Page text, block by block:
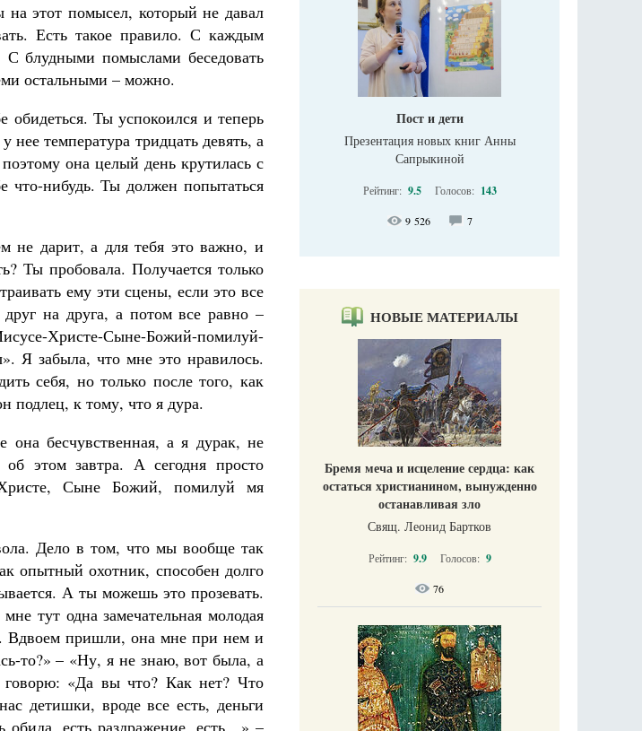
этот помысел, который не давал
Есть такое правило. С каждым
блудными помыслами беседовать
остальными – можно.
Ты успокоился и теперь
температура тридцать девять, а
она целый день крутилась с
что-нибудь. Ты должен попытаться
не дарит, а для тебя это важно, и
Ты пробовала. Получается только
ему эти сцены, если это все
на друга, а потом все равно –
Христе-Сыне-Божий-помилуй-
Я забыла, что мне это нравилось.
себя, но только после того, как
подлец, к тому, что я дура.
она бесчувственная, а я дурак, не
этом завтра. А сегодня просто
Сыне Божий, помилуй мя
Дело в том, что мы вообще так
опытный охотник, способен долго
А ты можешь это прозевать.
тут одна замечательная молодая
Вдвоем пришли, она мне при нем и
то?» – «Ну, я не знаю, вот была, а
говорю: «Да вы что? Как нет? Что
детишки, вроде все есть, деньги
есть раздражение, есть…» –
Пост и дети
Презентация новых книг Анны
Сапрыкиной
Рейтинг: 9.5 Голосов: 143
9 526 7
НОВЫЕ МАТЕРИАЛЫ
Бремя меча и исцеление сердца: как
остаться христианином, вынужденно
останавливая зло
Свящ. Леонид Бартков
Рейтинг: 9.9 Голосов: 9
76